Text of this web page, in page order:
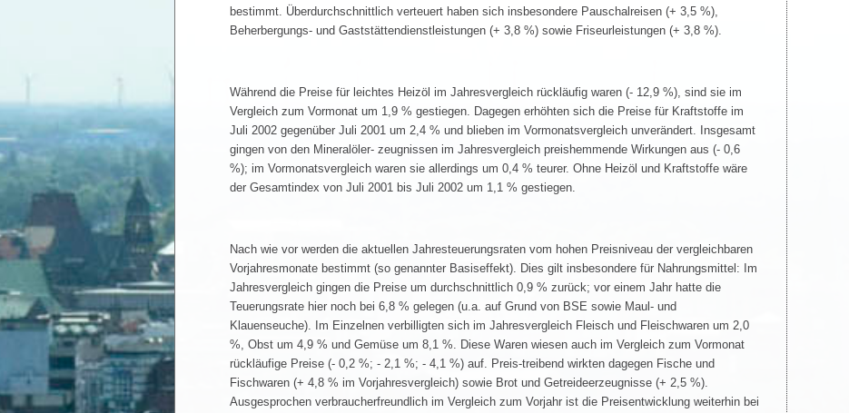
bestimmt. Überdurchschnittlich verteuert haben sich insbesondere Pauschalreisen (+ 3,5 %),
Beherbergungs- und Gaststättendienstleistungen (+ 3,8 %) sowie Friseurleistungen (+ 3,8 %).
Während die Preise für leichtes Heizöl im Jahresvergleich rückläufig waren (- 12,9 %), sind sie im
Vergleich zum Vormonat um 1,9 % gestiegen. Dagegen erhöhten sich die Preise für Kraftstoffe im
Juli 2002 gegenüber Juli 2001 um 2,4 % und blieben im Vormonatsvergleich unverändert. Insgesamt
gingen von den Mineralöler- zeugnissen im Jahresvergleich preishemmende Wirkungen aus (- 0,6
%); im Vormonatsvergleich waren sie allerdings um 0,4 % teurer. Ohne Heizöl und Kraftstoffe wäre
der Gesamtindex von Juli 2001 bis Juli 2002 um 1,1 % gestiegen.
Nach wie vor werden die aktuellen Jahresteuerungsraten vom hohen Preisniveau der vergleichbaren
Vorjahresmonate bestimmt (so genannter Basiseffekt). Dies gilt insbesondere für Nahrungsmittel: Im
Jahresvergleich gingen die Preise um durchschnittlich 0,9 % zurück; vor einem Jahr hatte die
Teuerungsrate hier noch bei 6,8 % gelegen (u.a. auf Grund von BSE sowie Maul- und
Klauenseuche). Im Einzelnen verbilligten sich im Jahresvergleich Fleisch und Fleischwaren um 2,0
%, Obst um 4,9 % und Gemüse um 8,1 %. Diese Waren wiesen auch im Vergleich zum Vormonat
rückläufige Preise (- 0,2 %; - 2,1 %; - 4,1 %) auf. Preis-treibend wirkten dagegen Fische und
Fischwaren (+ 4,8 % im Vorjahresvergleich) sowie Brot und Getreideerzeugnisse (+ 2,5 %).
Ausgesprochen verbraucherfreundlich im Vergleich zum Vorjahr ist die Preisentwicklung weiterhin bei